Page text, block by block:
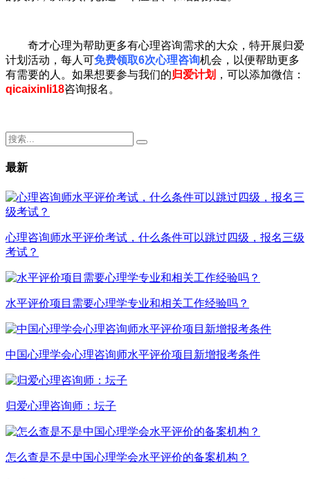
奇才心理为帮助更多有心理咨询需求的大众，特开展归爱
计划活动，每人可免费领取6次心理咨询机会，以便帮助更多
有需要的人。如果想要参与我们的归爱计划 ，可以添加微信：
qicaixinli18咨询报名。
最新
心理咨询师水平评价考试，什么条件可以跳过四级，报名三级
考试？
水平评价项目需要心理学专业和相关工作经验吗？
中国心理学会心理咨询师水平评价项目新增报考条件
归爱心理咨询师：坛子
怎么查是不是中国心理学会水平评价的备案机构？